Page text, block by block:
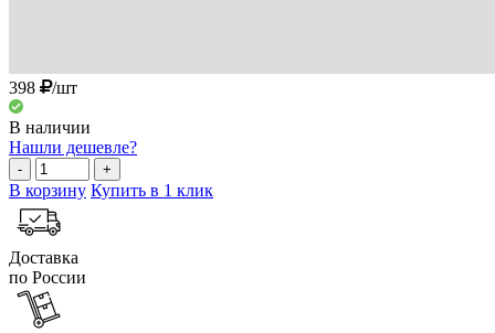
398 /шт
В наличии
Нашли дешевле?
- +
В корзину Купить в 1 клик
Доставка
по России